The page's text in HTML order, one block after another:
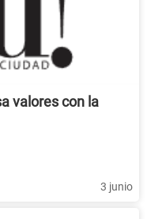
valores con la
3 junio